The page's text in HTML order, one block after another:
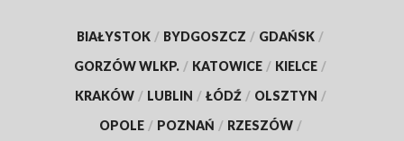
BIAŁYSTOK / BYDGOSZCZ / GDAŃSK /
GORZÓW WLKP. / KATOWICE / KIELCE /
KRAKÓW / LUBLIN / ŁÓDŹ / OLSZTYN /
OPOLE / POZNAŃ / RZESZÓW /